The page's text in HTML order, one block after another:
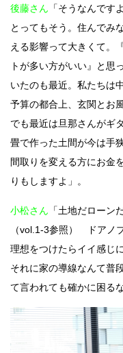
後藤さん 「そうなんです
とってもそう。住んでみ
える影響って大きくて。
トが多い方がいい』と思
いたのも最近。私たちは
予算の都合上、玄関とお
でも最近は旦那さんがギ
畳で作った土間が今は手
間取りを変える方にお金
りもしますよ」。
小松さん 「土地だローン
（vol.1-3参照） ドアノ
理想をつけたらイイ感じ
それに家の導線なんて普
て言われても確かに困る